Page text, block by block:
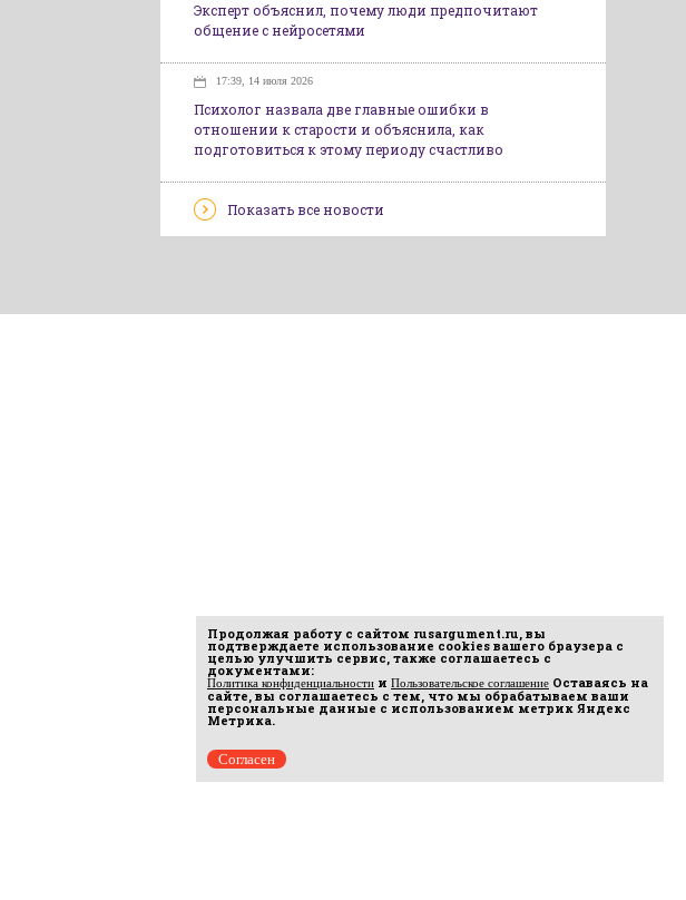
Эксперт объяснил, почему люди предпочитают
общение с нейросетями
17:39, 14 июля 2026
Психолог назвала две главные ошибки в
отношении к старости и объяснила, как
подготовиться к этому периоду счастливо
Показать все новости
Продолжая работу с сайтом rusargument.ru, вы
подтверждаете использование cookies вашего браузера с
целью улучшить сервис, также соглашаетесь с
документами:
Политика конфиденциальности и Пользовательское соглашение Оставаясь на
сайте, вы соглашаетесь с тем, что мы обрабатываем ваши
персональные данные с использованием метрик Яндекс
Метрика.
Согласен